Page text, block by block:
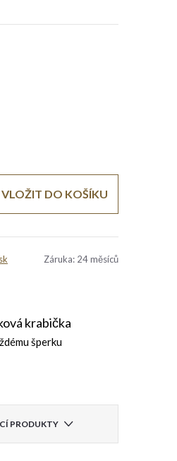
VLOŽIT DO KOŠÍKU
Záruka: 24 měsíců
krabička
šperku
PRODUKTY